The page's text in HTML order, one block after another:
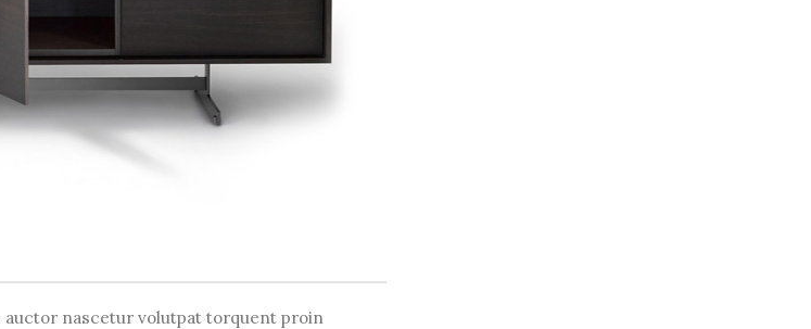
nascetur volutpat torquent proin